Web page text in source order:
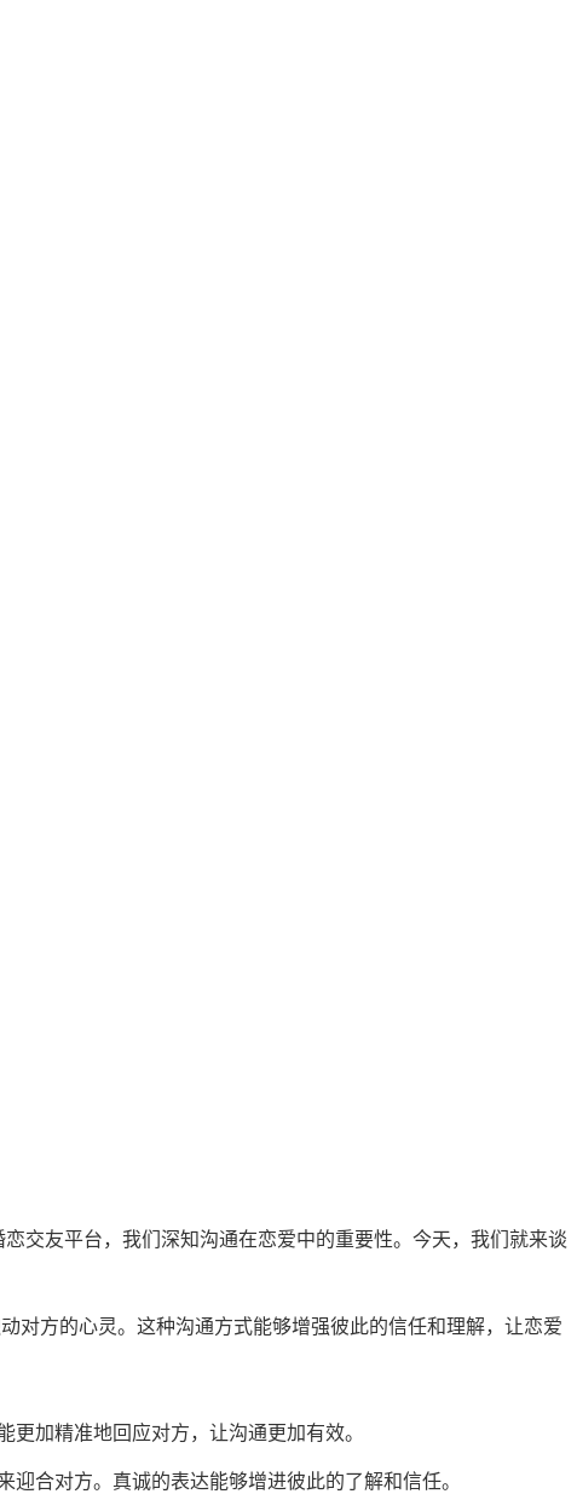
交友平台，我们深知沟通在恋爱中的重要性。今天，我们就来谈
对方的心灵。这种沟通方式能够增强彼此的信任和理解，让恋爱
加精准地回应对方，让沟通更加有效。
合对方。真诚的表达能够增进彼此的了解和信任。